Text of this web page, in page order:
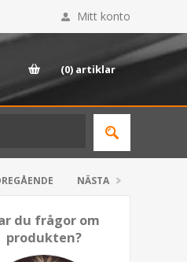
Mitt konto
(0) artiklar
NÄSTA
du frågor om
produkten?